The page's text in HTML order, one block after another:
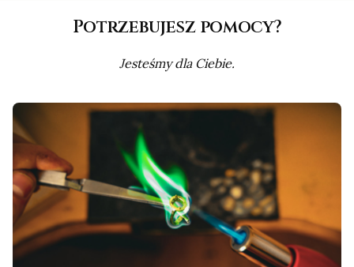
Potrzebujesz pomocy?
Jesteśmy dla Ciebie.